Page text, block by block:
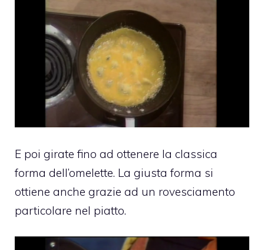
E poi girate fino ad ottenere la classica
forma dell’omelette. La giusta forma si
ottiene anche grazie ad un rovesciamento
particolare nel piatto.